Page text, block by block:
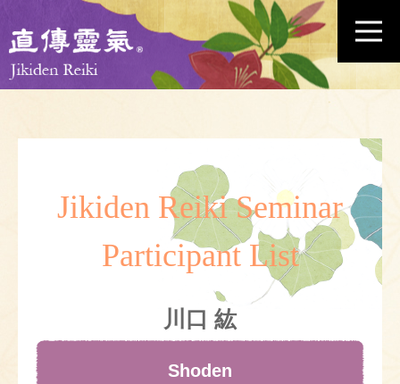
Jikiden Reiki Seminar
Participant List
川口 紘
Shoden